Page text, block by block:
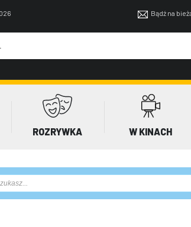
Bądź na
ROZRYWKA W KINACH